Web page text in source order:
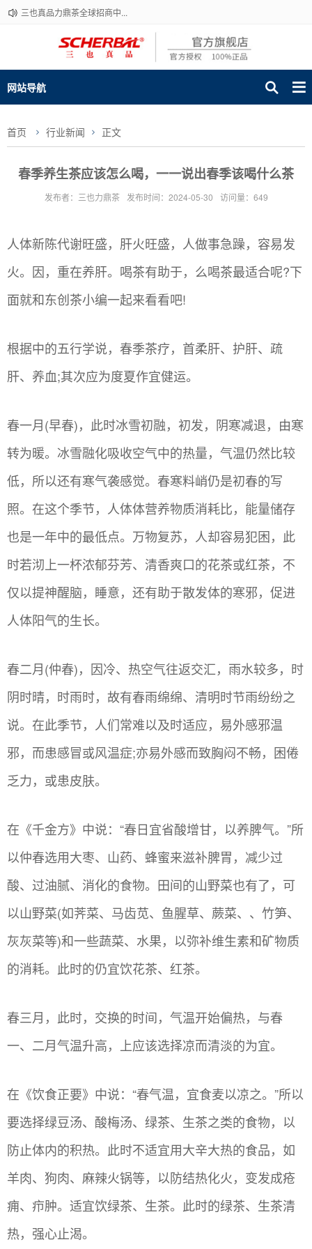
三也真品力鼎茶全球招商中...
网站导航
首页 行业新闻 正文
春季养生茶应该怎么喝，一一说出春季该喝什么茶
发布者：三也力鼎茶 发布时间：2024-05-30 访问量：649
人体新陈代谢旺盛，肝火旺盛，人做事急躁，容易发
火。因，重在养肝。喝茶有助于，么喝茶最适合呢?下
面就和东创茶小编一起来看看吧!
根据中的五行学说，春季茶疗，首柔肝、护肝、疏
肝、养血;其次应为度夏作宜健运。
春一月(早春)，此时冰雪初融，初发，阴寒减退，由寒
转为暖。冰雪融化吸收空气中的热量，气温仍然比较
低，所以还有寒气袭感觉。春寒料峭仍是初春的写
照。在这个季节，人体体营养物质消耗比，能量储存
也是一年中的最低点。万物复苏，人却容易犯困，此
时若沏上一杯浓郁芬芳、清香爽口的花茶或红茶，不
仅以提神醒脑，睡意，还有助于散发体的寒邪，促进
人体阳气的生长。
春二月(仲春)，因冷、热空气往返交汇，雨水较多，时
阴时晴，时雨时，故有春雨绵绵、清明时节雨纷纷之
说。在此季节，人们常难以及时适应，易外感邪温
邪，而患感冒或风温症;亦易外感而致胸闷不畅，困倦
乏力，或患皮肤。
在《千金方》中说：“春日宜省酸增甘，以养脾气。”所
以仲春选用大枣、山药、蜂蜜来滋补脾胃，减少过
酸、过油腻、消化的食物。田间的山野菜也有了，可
以山野菜(如荠菜、马齿苋、鱼腥草、蕨菜、、竹笋、
灰灰菜等)和一些蔬菜、水果，以弥补维生素和矿物质
的消耗。此时的仍宜饮花茶、红茶。
春三月，此时，交换的时间，气温开始偏热，与春
一、二月气温升高，上应该选择凉而清淡的为宜。
在《饮食正要》中说：“春气温，宜食麦以凉之。”所以
要选择绿豆汤、酸梅汤、绿茶、生茶之类的食物，以
防止体内的积热。此时不适宜用大辛大热的食品，如
羊肉、狗肉、麻辣火锅等，以防结热化火，变发成疮
痈、疖肿。适宜饮绿茶、生茶。此时的绿茶、生茶清
热，强心止渴。